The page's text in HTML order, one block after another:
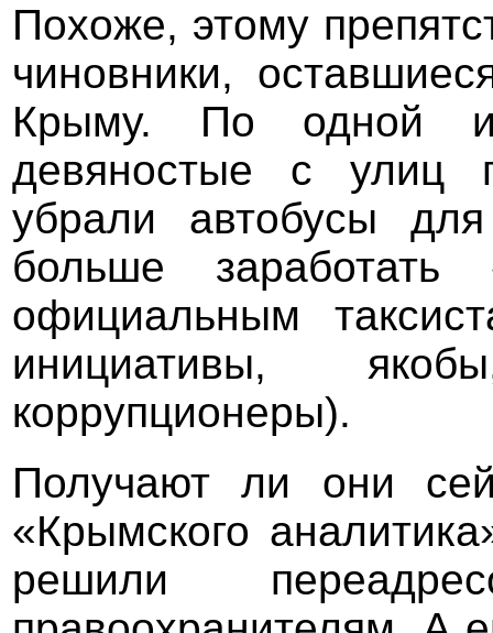
Похоже, этому
чиновники,
Крыму. По одной
девяностые с улиц
убрали автобусы
больше заработать
официальным
инициативы,
коррупционеры).
Получают ли они
«Крымского
решили